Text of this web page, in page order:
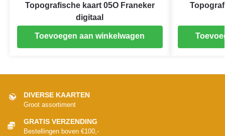
Topografische kaart 05O Franeker
digitaal
Toevoegen aan winkelwagen
DIVERSE KAARTEN
Groot assortiment
GRATIS VERZENDING
Bestellingen boven €100,-